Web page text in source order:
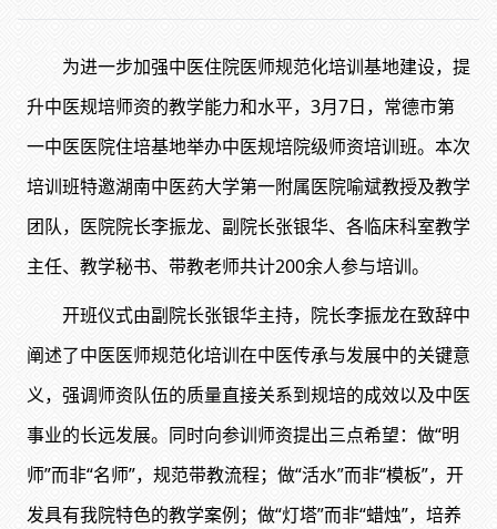
为进一步加强中医住院医师规范化培训基地建设，提
升中医规培师资的教学能力和水平，3月7日，常德市第
一中医医院住培基地举办中医规培院级师资培训班。本次
培训班特邀湖南中医药大学第一附属医院喻斌教授及教学
团队，医院院长李振龙、副院长张银华、各临床科室教学
主任、教学秘书、带教老师共计200余人参与培训。
开班仪式由副院长张银华主持，院长李振龙在致辞中
阐述了中医医师规范化培训在中医传承与发展中的关键意
义，强调师资队伍的质量直接关系到规培的成效以及中医
事业的长远发展。同时向参训师资提出三点希望：做“明
师”而非“名师”，规范带教流程；做“活水”而非“模板”，开
发具有我院特色的教学案例；做“灯塔”而非“蜡烛”，培养